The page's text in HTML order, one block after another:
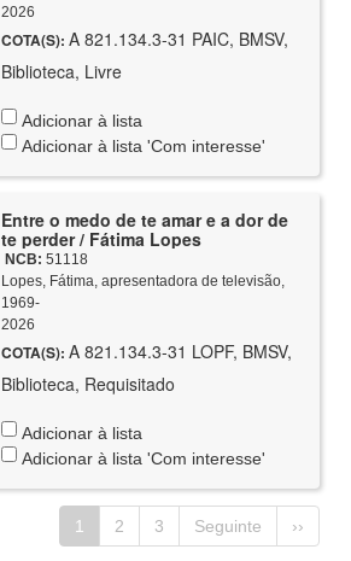
2026
COTA(S): A 821.134.3-31 PAIC, BMSV,
Biblioteca, Livre
Adicionar à lista
Adicionar à lista 'Com interesse'
Entre o medo de te amar e a dor de
te perder / Fátima Lopes
NCB: 51118
Lopes, Fátima, apresentadora de televisão,
1969-
2026
COTA(S): A 821.134.3-31 LOPF, BMSV,
Biblioteca, Requisitado
Adicionar à lista
Adicionar à lista 'Com interesse'
1 2 3 Seguinte ››